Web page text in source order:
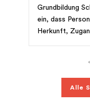
Grundbildung
ein, dass
Herkunft,
Alle